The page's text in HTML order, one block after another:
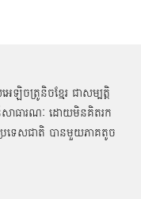
ចត្រូនិចខ្មែរ ជាសម្បតិ្ត
ន៍សាធារណៈ ដោយមិនគិតរក
រទេសជាតិ បានមួយភាគតូច